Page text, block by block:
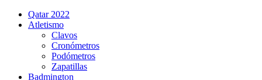
Qatar 2022
Atletismo
Clavos
Cronómetros
Podómetros
Zapatillas
Badmington